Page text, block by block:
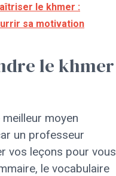
le khmer :
sa motivation
le khmer
moyen
un professeur
vos leçons pour vous
le vocabulaire